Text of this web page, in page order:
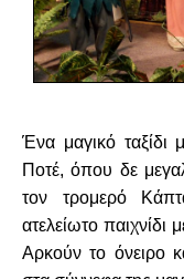
Ένα μαγικό
Ποτέ, όπου δε
τον τρομερό
ατελείωτο παιχνίδι
Αρκούν το όνειρο